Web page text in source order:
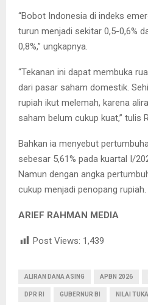
“Bobot Indonesia di indeks
turun menjadi sekitar 0,5-0,6%
0,8%,” ungkapnya.
“Tekanan ini dapat membuka
dari pasar saham domestik.
rupiah ikut melemah, karena
saham belum cukup kuat,” tulis
Bahkan ia menyebut
sebesar 5,61% pada kuartal I/
Namun dengan angka
cukup menjadi penopang rupiah.
ARIEF RAHMAN MEDIA
Post Views: 1,439
ALIRAN DANA ASING APBN 2026
DPR RI GUBERNUR BI NILAI